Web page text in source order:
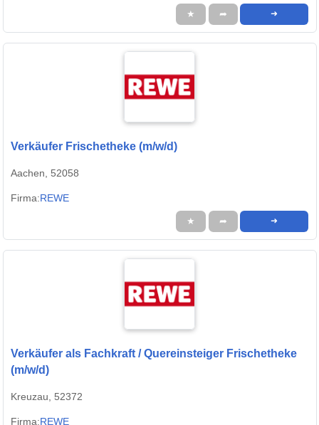
★ ➦ ➜
Verkäufer Frischetheke (m/w/d)
Aachen, 52058
Firma:REWE
★ ➦ ➜
Verkäufer als Fachkraft / Quereinsteiger Frischetheke
(m/w/d)
Kreuzau, 52372
Firma:REWE